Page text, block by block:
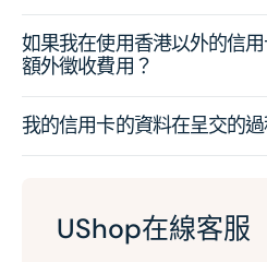
如果我在使用香港以外的信
額外徵收費用？
我的信用卡的資料在呈交的
UShop在線客服